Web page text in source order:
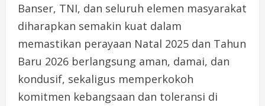
Banser, TNI, dan seluruh elemen masyarakat
diharapkan semakin kuat dalam
memastikan perayaan Natal 2025 dan Tahun
Baru 2026 berlangsung aman, damai, dan
kondusif, sekaligus memperkokoh
komitmen kebangsaan dan toleransi di